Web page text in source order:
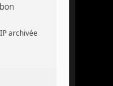
IP archivée